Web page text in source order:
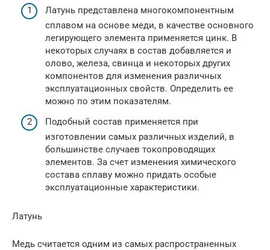
Латунь представлена многокомпонентным
сплавом на основе меди, в качестве основного
легирующего элемента применяется цинк. В
некоторых случаях в состав добавляется и
олово, железа, свинца и некоторых других
компонентов для изменения различных
эксплуатационных свойств. Определить ее
можно по этим показателям.
Подобный состав применяется при
изготовлении самых различных изделий, в
большинстве случаев токопроводящих
элементов. За счет изменения химического
состава сплаву можно придать особые
эксплуатационные характеристики.
Латунь
Медь считается одним из самых распространенных